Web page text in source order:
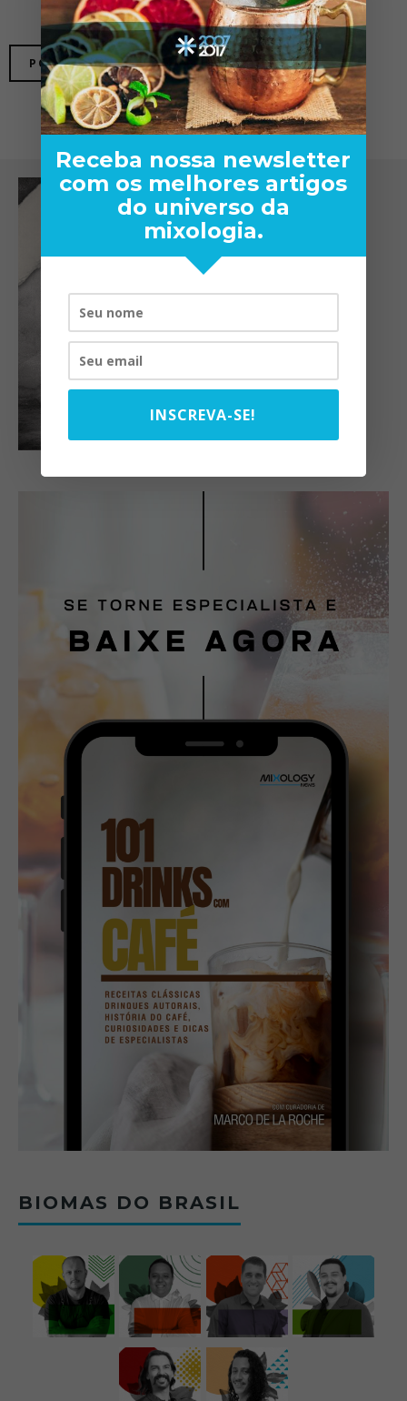
BIOMAS DO BRASIL
Receba nossa newsletter
com os melhores artigos
do universo da
mixologia.
INSCREVA-SE!